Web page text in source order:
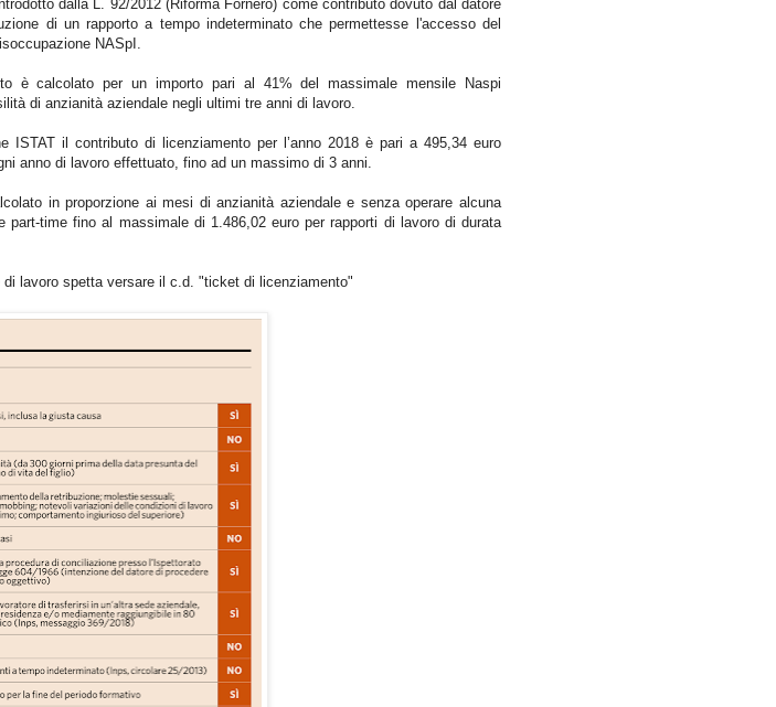
dalla L. 92/2012 (Riforma Fornero) come contributo dovuto dal datore
di un rapporto a tempo indeterminato che permettesse l'accesso del
NASpI.
è calcolato per un importo pari al 41% del massimale mensile Naspi
di anzianità aziendale negli ultimi tre anni di lavoro.
ISTAT il contributo di licenziamento per l’anno 2018 è pari a 495,34 euro
anno di lavoro effettuato, fino ad un massimo di 3 anni.
in proporzione ai mesi di anzianità aziendale e senza operare alcuna
part-time fino al massimale di 1.486,02 euro per rapporti di lavoro di durata
lavoro spetta versare il c.d. "ticket di licenziamento"